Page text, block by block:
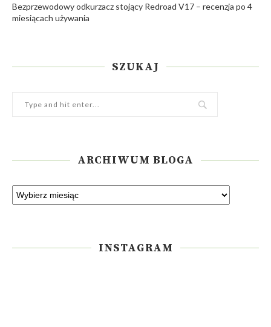
Bezprzewodowy odkurzacz stojący Redroad V17 – recenzja po 4
miesiącach używania
SZUKAJ
ARCHIWUM BLOGA
INSTAGRAM